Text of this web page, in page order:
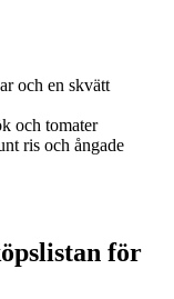
och en skvätt
och tomater
ris och ångade
för